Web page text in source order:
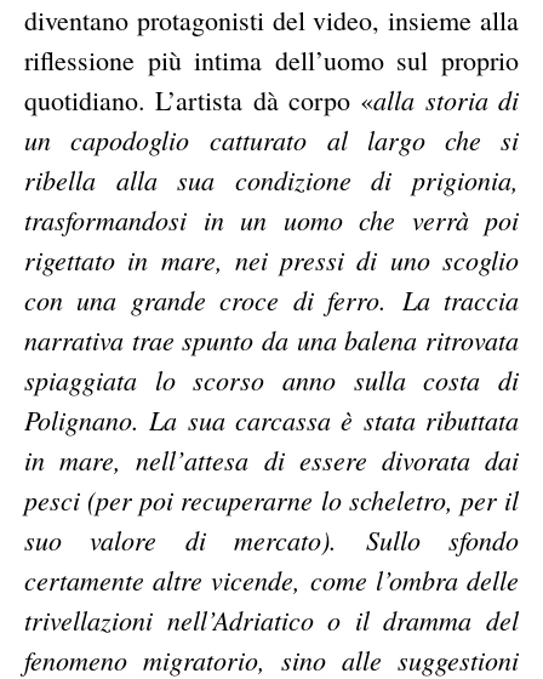
diventano protagonisti del video, insieme alla
riflessione più intima dell’uomo sul proprio
quotidiano. L’artista dà corpo «alla storia di
un capodoglio catturato al largo che si
ribella alla sua condizione di prigionia,
trasformandosi in un uomo che verrà poi
rigettato in mare, nei pressi di uno scoglio
con una grande croce di ferro. La traccia
narrativa trae spunto da una balena ritrovata
spiaggiata lo scorso anno sulla costa di
Polignano. La sua carcassa è stata ributtata
in mare, nell’attesa di essere divorata dai
pesci (per poi recuperarne lo scheletro, per il
suo valore di mercato). Sullo sfondo
certamente altre vicende, come l’ombra delle
trivellazioni nell’Adriatico o il dramma del
fenomeno migratorio, sino alle suggestioni